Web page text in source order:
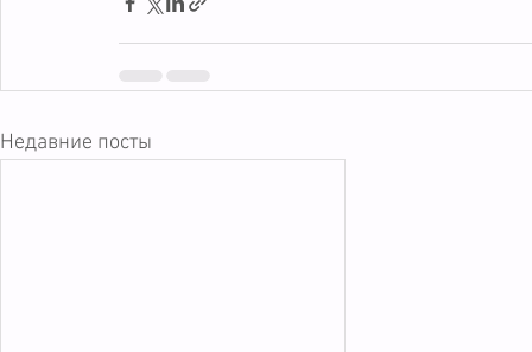
Недавние посты